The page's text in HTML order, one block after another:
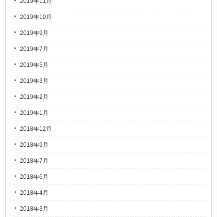
2019年10月
2019年9月
2019年7月
2019年5月
2019年3月
2019年2月
2019年1月
2018年12月
2018年9月
2018年7月
2018年6月
2018年4月
2018年3月